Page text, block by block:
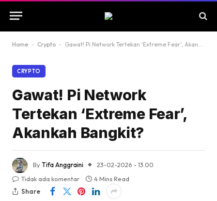
Home - Crypto - Gawat! Pi Network Tertekan ‘Extreme Fear’, Akankah Bangkit?
CRYPTO
Gawat! Pi Network
Tertekan ‘Extreme Fear’,
Akankah Bangkit?
ByTifa Anggraini
23-02-2026 - 13.00
Tidak ada komentar
4 Mins Read
Share